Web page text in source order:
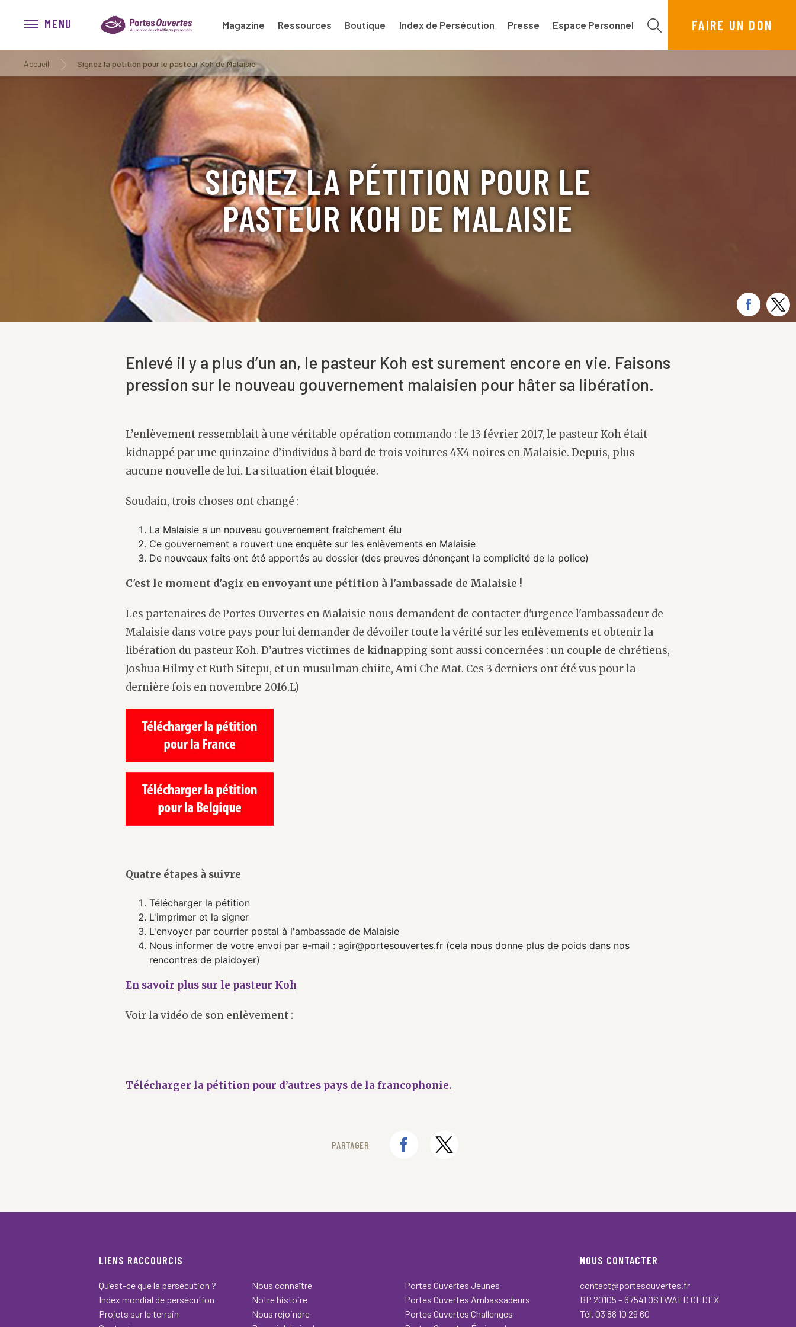
MENU Magazine Ressources Boutique Index de Persécution Presse Espace Personnel FAIRE UN DON
Accueil Signez la pétition pour le pasteur Koh de Malaisie
SIGNEZ LA PÉTITION POUR LE
PASTEUR KOH DE MALAISIE
Enlevé il y a plus d’un an, le pasteur Koh est surement encore en vie. Faisons
pression sur le nouveau gouvernement malaisien pour hâter sa libération.
L’enlèvement ressemblait à une véritable opération commando : le 13 février 2017, le pasteur Koh était
kidnappé par une quinzaine d’individus à bord de trois voitures 4X4 noires en Malaisie. Depuis, plus
aucune nouvelle de lui. La situation était bloquée.
Soudain, trois choses ont changé :
La Malaisie a un nouveau gouvernement fraîchement élu
Ce gouvernement a rouvert une enquête sur les enlèvements en Malaisie
De nouveaux faits ont été apportés au dossier (des preuves dénonçant la complicité de la police)
C'est le moment d'agir en envoyant une pétition à l'ambassade de Malaisie !
Les partenaires de Portes Ouvertes en Malaisie nous demandent de contacter d'urgence l'ambassadeur de
Malaisie dans votre pays pour lui demander de dévoiler toute la vérité sur les enlèvements et obtenir la
libération du pasteur Koh. D’autres victimes de kidnapping sont aussi concernées : un couple de chrétiens,
Joshua Hilmy et Ruth Sitepu, et un musulman chiite, Ami Che Mat. Ces 3 derniers ont été vus pour la
dernière fois en novembre 2016.L)
Quatre étapes à suivre
Télécharger la pétition
L'imprimer et la signer
L'envoyer par courrier postal à l'ambassade de Malaisie
Nous informer de votre envoi par e-mail : agir@portesouvertes.fr (cela nous donne plus de poids dans nos
rencontres de plaidoyer)
En savoir plus sur le pasteur Koh
Voir la vidéo de son enlèvement :
Télécharger la pétition pour d’autres pays de la francophonie.
PARTAGER
LIENS RACCOURCIS
Qu’est-ce que la persécution ?
Index mondial de persécution
Projets sur le terrain
Nous connaître
Notre histoire
Nous rejoindre
Portes Ouvertes Jeunes
Portes Ouvertes Ambassadeurs
Portes Ouvertes Challenges
NOUS CONTACTER
contact@portesouvertes.fr
BP 20105 – 67541 OSTWALD CEDEX
Tél. 03 88 10 29 60